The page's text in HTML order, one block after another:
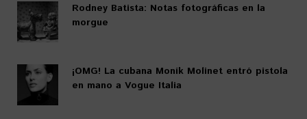
Rodney Batista: Notas fotográficas en la
morgue
¡OMG! La cubana Moník Molinet entró pistola
en mano a Vogue Italia